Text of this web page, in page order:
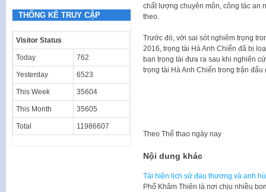
chất lượng chuyên môn, công tác an
theo.
Trước đó, với sai sót nghiêm trọng
2016, trọng tài Hà Anh Chiến đã bị
ban trọng tài đưa ra sau khi nghiên
trọng tài Hà Anh Chiến trong trận
Theo Thể thao ngày nay
Nội dung khác
Tái hiện lịch sử đau thương và anh
​Phố Khâm Thiên là nơi chịu nhiều
THỐNG KÊ TRUY CẬP
Visitor Status
Today 762
Yesterday 6523
This Week 35604
This Month 35605
Total 11986607